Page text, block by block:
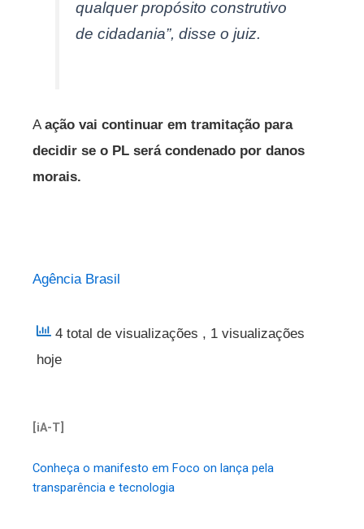
qualquer propósito construtivo
de cidadania”, disse o juiz.
Aação vai continuar em tramitação para
decidir se o PL será condenado por danos
morais.
Agência Brasil
4 total de visualizações , 1 visualizações
hoje
[iA-T]
Conheça o manifesto em Foco on lança pela
transparência e tecnologia